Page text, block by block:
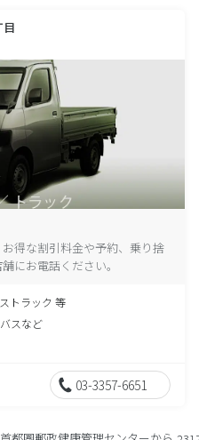
目
得な割引料金や予約、乗り捨
にお電話ください。
トラック 等
スなど
03-3357-6651